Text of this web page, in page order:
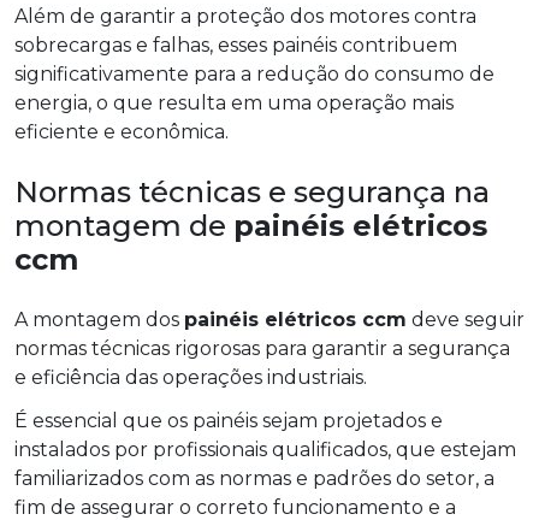
Além de garantir a proteção dos motores contra
sobrecargas e falhas, esses painéis contribuem
significativamente para a redução do consumo de
energia, o que resulta em uma operação mais
eficiente e econômica.
Normas técnicas e segurança na
montagem de painéis elétricos
ccm
A montagem dos painéis elétricos ccm deve seguir
normas técnicas rigorosas para garantir a segurança
e eficiência das operações industriais.
É essencial que os painéis sejam projetados e
instalados por profissionais qualificados, que estejam
familiarizados com as normas e padrões do setor, a
fim de assegurar o correto funcionamento e a